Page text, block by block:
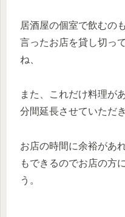
居酒屋の個室で飲むの
言ったお店を貸し切っ
ね、
また、これだけ料理が
分間延長させていただ
お店の時間に余裕があ
もできるのでお店の方
う。